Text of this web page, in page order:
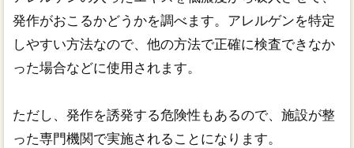
発作がおこるかどうかを調べます。アレルゲンを特定
しやすい方法なので、他の方法で正確に検査できなか
った場合などに使用されます。
ただし、発作を誘発する危険性もあるので、施設が整
った専門機関で実施されることになります。